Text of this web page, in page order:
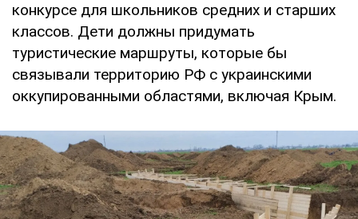
конкурсе для школьников средних и старших
классов. Дети должны придумать
туристические маршруты, которые бы
связывали территорию РФ с украинскими
оккупированными областями, включая Крым.